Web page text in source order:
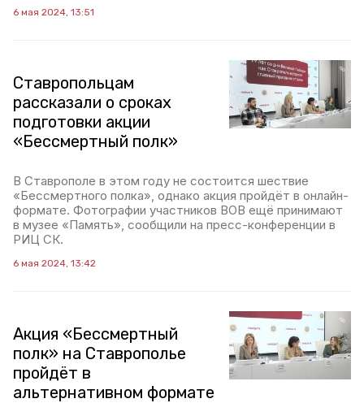
6 мая 2024, 13:51
Ставропольцам
рассказали о сроках
подготовки акции
«Бессмертный полк»
В Ставрополе в этом году не состоится шествие
«Бессмертного полка», однако акция пройдёт в онлайн-
формате. Фотографии участников ВОВ ещё принимают
в музее «Память», сообщили на пресс-конференции в
РИЦ СК.
6 мая 2024, 13:42
Акция «Бессмертный
полк» на Ставрополье
пройдёт в
альтернативном формате